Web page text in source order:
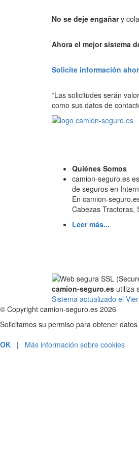
No se deje engañary
Ahora el mejor sistema
Solicite información
*Las solicitudes serán
como sus datos de
Quiénes Somos
camion-seguro.es
de seguros en
En camion-
Cabezas Tractoras,
Leer más...
camion-seguro.es utiliza
Sistema actualizado el
© Copyright camion-seguro.es 2026
Solicitamos su permiso para obtener
OK | Más información sobre cookies